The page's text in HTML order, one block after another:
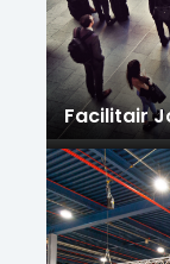
Facilitair